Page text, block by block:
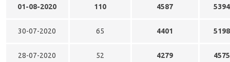
01-08-2020 110 4587
30-07-2020 65 4401
28-07-2020 52 4279